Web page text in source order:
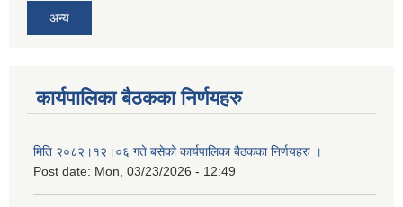
अन्य
कार्यपालिका बैठकका निर्णयहरु
मिति २०८२।१२।०६ गते बसेको कार्यपालिका बैठकका निर्णयहरु ।
Post date: Mon, 03/23/2026 - 12:49